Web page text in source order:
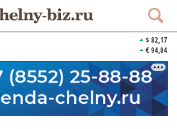
$ 82,17
€ 94,84